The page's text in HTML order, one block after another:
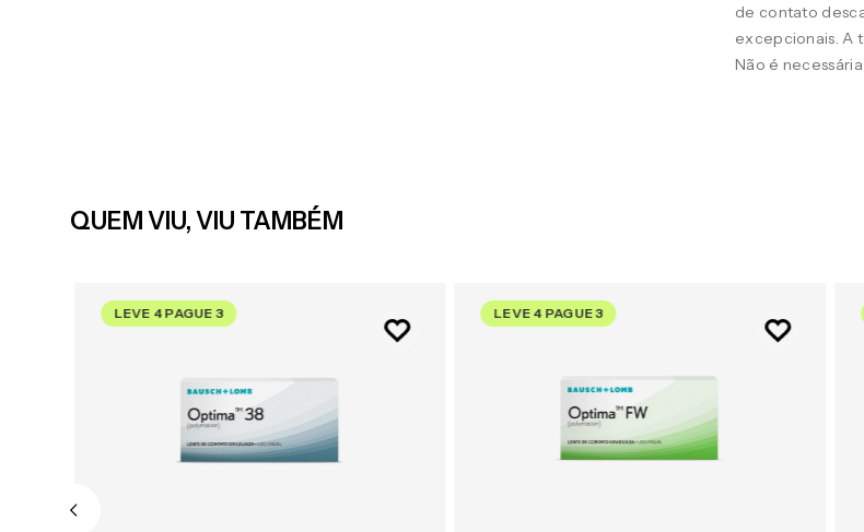
de contato
excepcionais. A
Não é
QUEM VIU, VIU TAMBÉM
LEVE 4 PAGUE 3 LEVE 4 PAGUE 3